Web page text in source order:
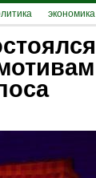
экономика